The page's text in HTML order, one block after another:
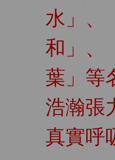
水」、
和」、
葉」等
浩瀚張
真實呼